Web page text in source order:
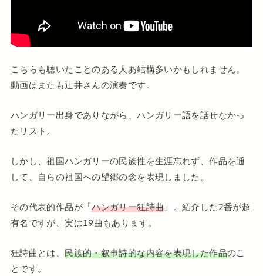
こちらも聴いたことのある人あ結構多いかもしれません。
動画はまたも辻井さんの演奏です。
ハンガリー出身でありながら、ハンガリー語を話せなかっ
たリスト。
しかし、祖国ハンガリーの民族性を生涯忘れず、作品を通
して、自らの祖国への望郷の念を表現しました。
その代表的作品が「ハンガリー狂詩曲」。紹介した2番が超
有名ですが、実は19曲もあります。
狂詩曲とは、民族的・叙事詩的な内容を表現した作品のこ
とです。